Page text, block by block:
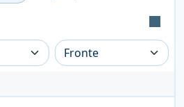
CMYK High
Eventuali pantoni
convertiti